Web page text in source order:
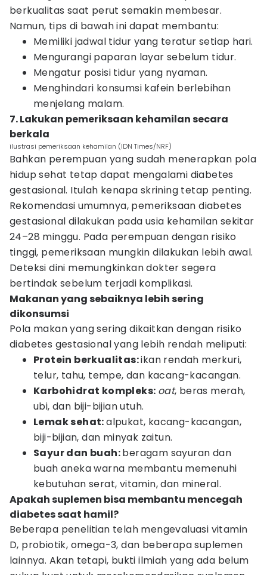
berkualitas saat perut semakin membesar.
Namun, tips di bawah ini dapat membantu:
Memiliki jadwal tidur yang teratur setiap hari.
Mengurangi paparan layar sebelum tidur.
Mengatur posisi tidur yang nyaman.
Menghindari konsumsi kafein berlebihan
menjelang malam.
7. Lakukan pemeriksaan kehamilan secara
berkala
ilustrasi pemeriksaan kehamilan (IDN Times/NRF)
Bahkan perempuan yang sudah menerapkan pola
hidup sehat tetap dapat mengalami diabetes
gestasional. Itulah kenapa skrining tetap penting.
Rekomendasi umumnya, pemeriksaan diabetes
gestasional dilakukan pada usia kehamilan sekitar
24–28 minggu. Pada perempuan dengan risiko
tinggi, pemeriksaan mungkin dilakukan lebih awal.
Deteksi dini memungkinkan dokter segera
bertindak sebelum terjadi komplikasi.
Makanan yang sebaiknya lebih sering
dikonsumsi
Pola makan yang sering dikaitkan dengan risiko
diabetes gestasional yang lebih rendah meliputi:
Protein berkualitas:ikan rendah merkuri,
telur, tahu, tempe, dan kacang-kacangan.
Karbohidrat kompleks: oat, beras merah,
ubi, dan biji-bijian utuh.
Lemak sehat:alpukat, kacang-kacangan,
biji-bijian, dan minyak zaitun.
Sayur dan buah:beragam sayuran dan
buah aneka warna membantu memenuhi
kebutuhan serat, vitamin, dan mineral.
Apakah suplemen bisa membantu mencegah
diabetes saat hamil?
Beberapa penelitian telah mengevaluasi vitamin
D, probiotik, omega-3, dan beberapa suplemen
lainnya. Akan tetapi, bukti ilmiah yang ada belum